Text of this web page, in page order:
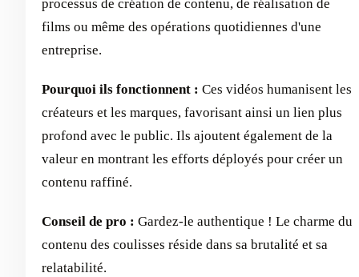
processus de création de contenu, de réalisation de
films ou même des opérations quotidiennes d'une
entreprise.
Pourquoi ils fonctionnent : Ces vidéos humanisent les
créateurs et les marques, favorisant ainsi un lien plus
profond avec le public. Ils ajoutent également de la
valeur en montrant les efforts déployés pour créer un
contenu raffiné.
Conseil de pro : Gardez-le authentique ! Le charme du
contenu des coulisses réside dans sa brutalité et sa
relatabilité.